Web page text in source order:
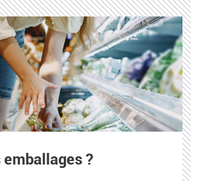
emballages ?